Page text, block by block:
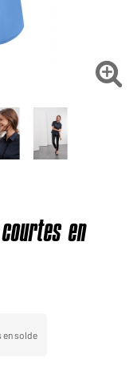
votre besoin

en
en solde